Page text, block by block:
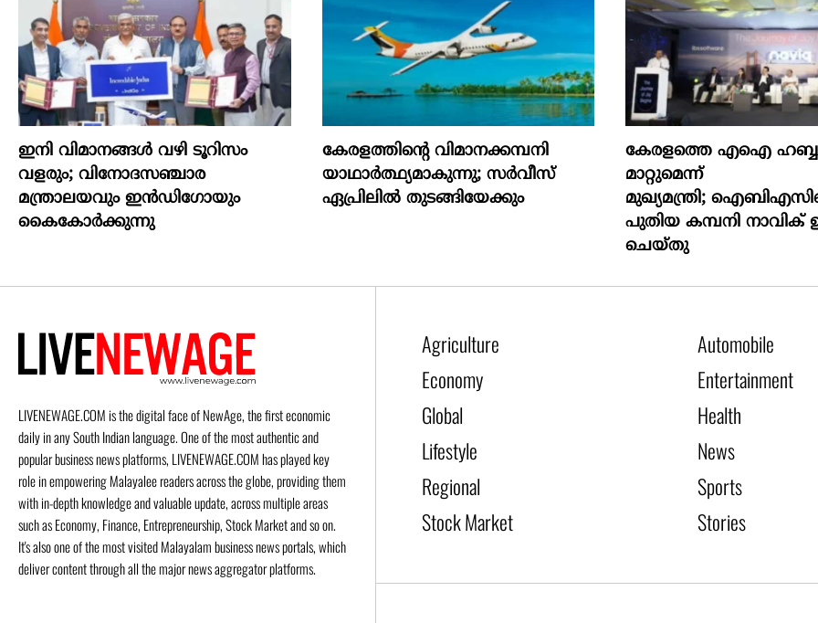
ഇനി വിമാനങ്ങള്‍ വഴി ടൂറിസം
വളരും; വിനോദസഞ്ചാര
മന്ത്രാലയവും ഇന്‍ഡിഗോയും
കൈകോര്‍ക്കുന്നു
കേരളത്തിന്റെ വിമാനക്കമ്പനി
യാഥാര്‍ത്ഥ്യമാകുന്നു; സര്‍വീസ്
ഏപ്രിലില്‍ തുടങ്ങിയേക്കും
കേരളത്തെ എഐ
മാറ്റുമെന്ന്
മുഖ്യമന്ത്രി;
പുതിയ കമ്പനി നാവിക്
ചെയ്തു
LIVENEWAGE.COM is the digital face of NewAge, the first economic
daily in any South Indian language. One of the most authentic and
popular business news platforms, LIVENEWAGE.COM has played key
role in empowering Malayalee readers across the globe, providing them
with in-depth knowledge and valuable update, across multiple areas
such as Economy, Finance, Entrepreneurship, Stock Market and so on.
It's also one of the most visited Malayalam business news portals, which
deliver content through all the major news aggregator platforms.
Agriculture
Automobile
Economy
Entertainment
Global
Health
Lifestyle
News
Regional
Sports
Stock Market
Stories